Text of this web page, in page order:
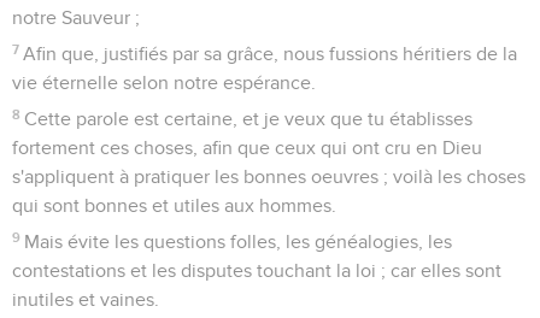
notre Sauveur ;
7 Afin que, justifiés par sa grâce, nous fussions héritiers de la
vie éternelle selon notre espérance.
8 Cette parole est certaine, et je veux que tu établisses
fortement ces choses, afin que ceux qui ont cru en Dieu
s'appliquent à pratiquer les bonnes oeuvres ; voilà les choses
qui sont bonnes et utiles aux hommes.
9 Mais évite les questions folles, les généalogies, les
contestations et les disputes touchant la loi ; car elles sont
inutiles et vaines.